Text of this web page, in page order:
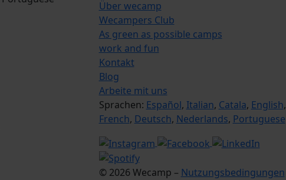
Über wecamp
Wecampers Club
As green as possible camps
work and fun
Kontakt
Blog
Arbeite mit uns
Sprachen: Español, Italian, Catala, English,
French, Deutsch, Nederlands, Portuguese
© 2026 Wecamp – Nutzungsbedingungen